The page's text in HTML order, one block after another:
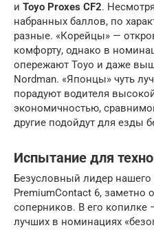
и Toyo Proxes CF2.
набранных баллов, по
разные. «Корейцы» —
комфорту, однако в
опережают Toyo и даже
Nordman. «Японцы» чуть
порадуют водителя
экономичностью,
другие подойдут для езды
Испытание для
Безусловный лидер нашего
PremiumContact 6,
соперников. В его
лучших в номинациях